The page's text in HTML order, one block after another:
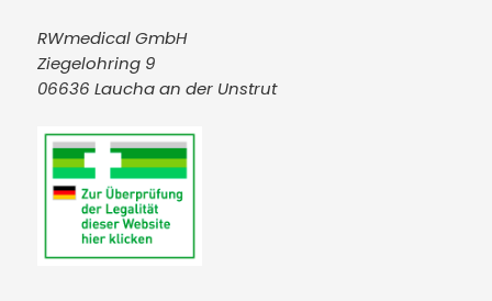
RWmedical GmbH
Ziegelohring 9
06636 Laucha an der Unstrut